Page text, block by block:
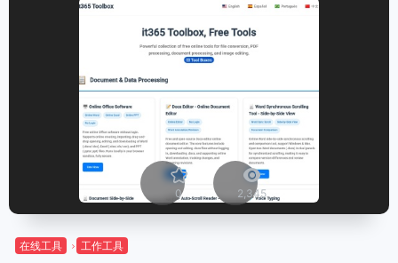
0 2,345
在线工具 工作工具